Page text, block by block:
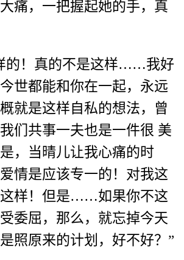
痛，一把握起她的手，真
的！真的不是这样……我好
世都能和你在一起，永远
就是这样自私的想法，曾
们共事一夫也是一件很 美
，当晴儿让我心痛的时
情是应该专一的！对我这
样！但是……如果你不这
委屈，那么，就忘掉今天
照原来的计划，好不好？”